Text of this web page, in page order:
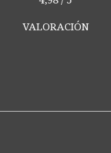
VALORACIÓN